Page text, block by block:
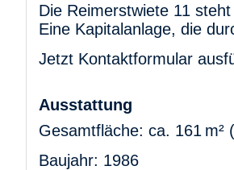
Die Reimerstwiete 11
Eine Kapitalanlage, die
Jetzt Kontaktformular
Ausstattung
Gesamtfläche: ca. 161 m²
Baujahr: 1986